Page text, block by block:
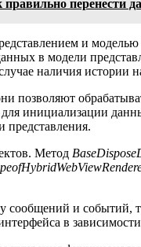
перенести
и
в модели
наличия истории
для инициализации
представления.
Метод
сообщений и событий,
в